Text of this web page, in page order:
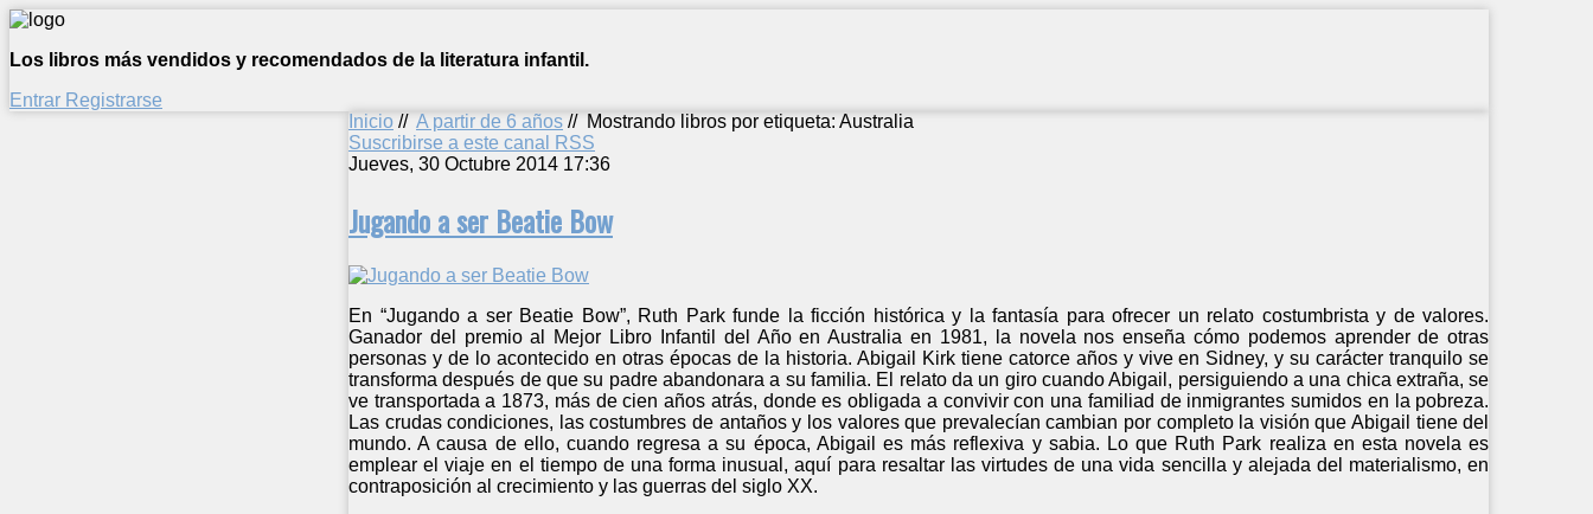
Los libros más vendidos y recomendados de la literatura infantil.
Entrar Registrarse
Inicio // A partir de 6 años // Mostrando libros por etiqueta: Australia
Suscribirse a este canal RSS
Jueves, 30 Octubre 2014 17:36
Jugando a ser Beatie Bow
En “Jugando a ser Beatie Bow”, Ruth Park funde la ficción histórica y la fantasía para ofrecer un relato costumbrista y de valores.
Ganador del premio al Mejor Libro Infantil del Año en Australia en 1981, la novela nos enseña cómo podemos aprender de otras
personas y de lo acontecido en otras épocas de la historia. Abigail Kirk tiene catorce años y vive en Sidney, y su carácter tranquilo se
transforma después de que su padre abandonara a su familia. El relato da un giro cuando Abigail, persiguiendo a una chica extraña, se
ve transportada a 1873, más de cien años atrás, donde es obligada a convivir con una familiad de inmigrantes sumidos en la pobreza.
Las crudas condiciones, las costumbres de antaños y los valores que prevalecían cambian por completo la visión que Abigail tiene del
mundo. A causa de ello, cuando regresa a su época, Abigail es más reflexiva y sabia. Lo que Ruth Park realiza en esta novela es
emplear el viaje en el tiempo de una forma inusual, aquí para resaltar las virtudes de una vida sencilla y alejada del materialismo, en
contraposición al crecimiento y las guerras del siglo XX.